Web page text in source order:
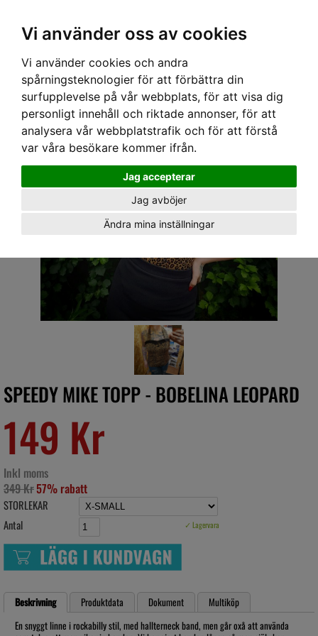
Vi använder oss av cookies
Vi använder cookies och andra
spårningsteknologier för att förbättra din
surfupplevelse på vår webbplats, för att visa dig
personligt innehåll och riktade annonser, för att
analysera vår webbplatstrafik och för att förstå
var våra besökare kommer ifrån.
Jag accepterar
Jag avböjer
Ändra mina inställningar
Hem› DAM›PLUS-STORLEKAR› SPEEDY MIKE TOPP - BOBELINA LEOPARD
SPEEDY MIKE TOPP - BOBELINA LEOPARD
149 Kr
Inkl moms
349 Kr57% rabatt
STORLEKAR
Antal
✓ Lagervara
Beskrivning Produktdata Dokument
Multiköp
En snyggt linne i rockabilly stil, med hallterneck band, men går oxå att använda